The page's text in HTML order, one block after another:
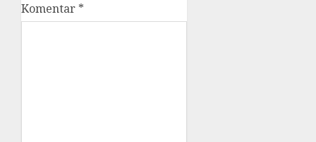
Komentar *